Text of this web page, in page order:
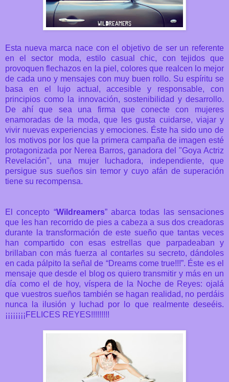
Esta nueva marca nace con el objetivo de ser un referente
en el sector moda, estilo casual chic, con tejidos que
provoquen flechazos en la piel, colores que realcen lo mejor
de cada uno y mensajes con muy buen rollo. Su espíritu se
basa en el lujo actual, accesible y responsable, con
principios como la innovación, sostenibilidad y desarrollo.
De ahí que sea una firma que conecte con mujeres
enamoradas de la moda, que les gusta cuidarse, viajar y
vivir nuevas experiencias y emociones. Éste ha sido uno de
los motivos por los que la primera campaña de imagen esté
protagonizada por Nerea Barros, ganadora del "Goya Actriz
Revelación", una mujer luchadora, independiente, que
persigue sus sueños sin temor y cuyo afán de superación
tiene su recompensa.
El concepto “Wildreamers” abarca todas las sensaciones
que les han recorrido de pies a cabeza a sus dos creadoras
durante la transformación de este sueño que tantas veces
han compartido con esas estrellas que parpadeaban y
brillaban con más fuerza al contarles su secreto, dándoles
en cada pálpito la señal de “Dreams come true!!!”. Éste es el
mensaje que desde el blog os quiero transmitir y más en un
día como el de hoy, víspera de la Noche de Reyes: ojalá
que vuestros sueños también se hagan realidad, no perdáis
nunca la ilusión y luchad por lo que realmente deseéis.
¡¡¡¡¡¡¡¡FELICES REYES!!!!!!!!!